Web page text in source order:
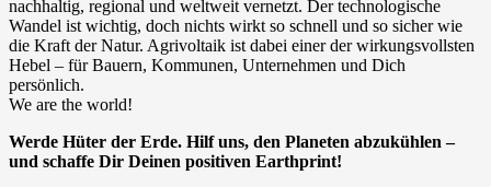
nachhaltig, regional und weltweit vernetzt. Der technologische
Wandel ist wichtig, doch nichts wirkt so schnell und so sicher wie
die Kraft der Natur. Agrivoltaik ist dabei einer der wirkungsvollsten
Hebel – für Bauern, Kommunen, Unternehmen und Dich
persönlich.
We are the world!
Werde Hüter der Erde. Hilf uns, den Planeten abzukühlen –
und schaffe Dir Deinen positiven Earthprint!